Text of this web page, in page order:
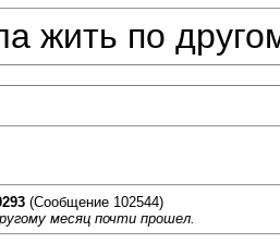
жить по
(Сообщение 102544)
месяц почти прошел.